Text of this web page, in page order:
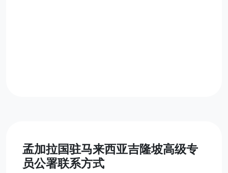
孟加拉国驻马来西亚吉隆坡高级专
员公署联系方式